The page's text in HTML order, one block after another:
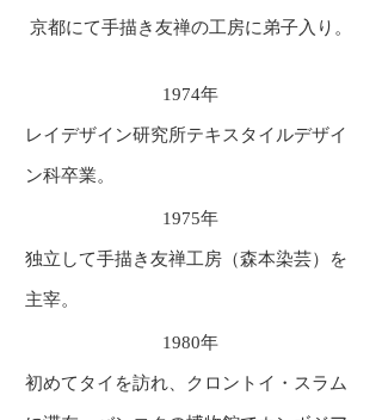
京都にて手描き友禅の工房に弟子入り。
1974年
レイデザイン研究所テキスタイルデザイ
ン科卒業。
1975年
独立して手描き友禅工房（森本染芸）を
主宰。
1980年
初めてタイを訪れ、クロントイ・スラム